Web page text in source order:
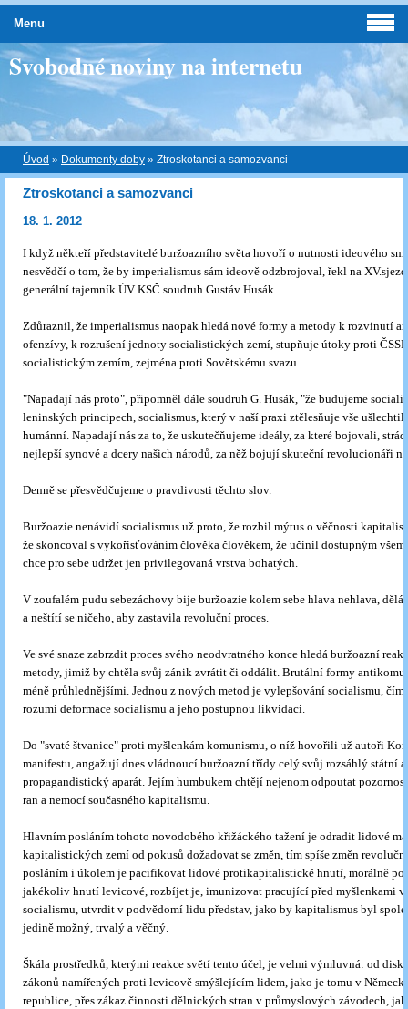
Svobodné noviny na internetu
Úvod » Dokumenty doby » Ztroskotanci a samozvanci
Ztroskotanci a samozvanci
18. 1. 2012
I když někteří představitelé buržoazního světa hovoří o nutnosti ideového
nesvědčí o tom, že by imperialismus sám ideově odzbrojoval, řekl na
generální tajemník ÚV KSČ soudruh Gustáv Husák.
Zdůraznil, že imperialismus naopak hledá nové formy a metody k rozvinutí
ofenzívy, k rozrušení jednoty socialistických zemí, stupňuje útoky proti
socialistickým zemím, zejména proti Sovětskému svazu.
"Napadají nás proto", připomněl dále soudruh G. Husák, "že budujeme
leninských principech, socialismus, který v naší praxi ztělesňuje vše
humánní. Napadají nás za to, že uskutečňujeme ideály, za které bojovali,
nejlepší synové a dcery našich národů, za něž bojují skuteční revolucionáři
Denně se přesvědčujeme o pravdivosti těchto slov.
Buržoazie nenávidí socialismus už proto, že rozbil mýtus o věčnosti
že skoncoval s vykořisťováním člověka člověkem, že učinil dostupným
chce pro sebe udržet jen privilegovaná vrstva bohatých.
V zoufalém pudu sebezáchovy bije buržoazie kolem sebe hlava nehlava, dělá
a neštítí se ničeho, aby zastavila revoluční proces.
Ve své snaze zabrzdit proces svého neodvratného konce hledá buržoazní
metody, jimiž by chtěla svůj zánik zvrátit či oddálit. Brutální formy
méně průhlednějšími. Jednou z nových metod je vylepšování socialismu,
rozumí deformace socialismu a jeho postupnou likvidaci.
Do "svaté štvanice" proti myšlenkám komunismu, o níž hovořili už autoři
manifestu, angažují dnes vládnoucí buržoazní třídy celý svůj rozsáhlý státní a
propagandistický aparát. Jejím humbukem chtějí nejenom odpoutat
ran a nemocí současného kapitalismu.
Hlavním posláním tohoto novodobého křižáckého tažení je odradit lidové
kapitalistických zemí od pokusů dožadovat se změn, tím spíše změn
posláním i úkolem je pacifikovat lidové protikapitalistické hnutí, morálně
jakékoliv hnutí levicové, rozbíjet je, imunizovat pracující před myšlenkami
socialismu, utvrdit v podvědomí lidu představ, jako by kapitalismus byl
jedině možný, trvalý a věčný.
Škála prostředků, kterými reakce světí tento účel, je velmi výmluvná: od
zákonů namířených proti levicově smýšlejícím lidem, jako je tomu v
republice, přes zákaz činnosti dělnických stran v průmyslových závodech,
Menu